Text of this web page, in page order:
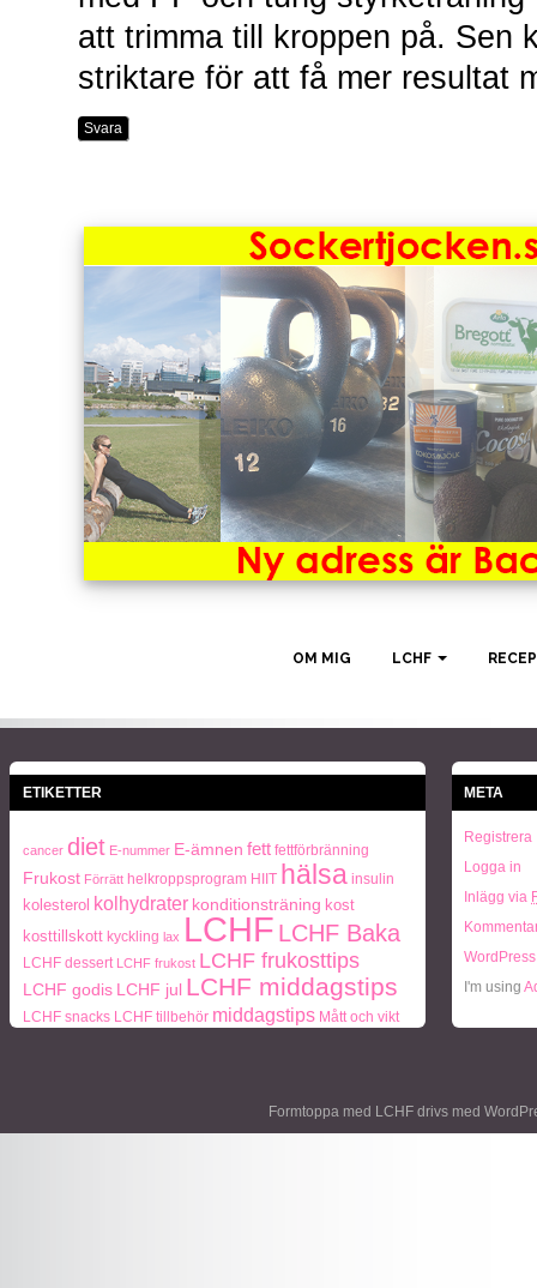
att trimma till kroppen på. Sen
striktare för att få mer resultat
Svara
ETIKETTER
cancer diet E-nummer E-ämnen fett fettförbränning
Frukost Förrätt helkroppsprogram HIIT hälsa insulin
kolesterol kolhydrater konditionsträning kost
kosttillskott kyckling lax LCHF LCHF Baka
LCHF dessert LCHF frukost LCHF frukosttips
LCHF godis LCHF jul LCHF middagstips
LCHF snacks LCHF tillbehör middagstips Mått och vikt
META
Registrera
Logga in
Inlägg via
I'm using
Formtoppa med LCHF drivs med